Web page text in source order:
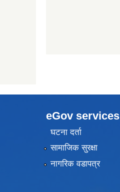
eGov services
घटना दर्ता
सामाजिक सुरक्षा
नागरिक वडापत्र